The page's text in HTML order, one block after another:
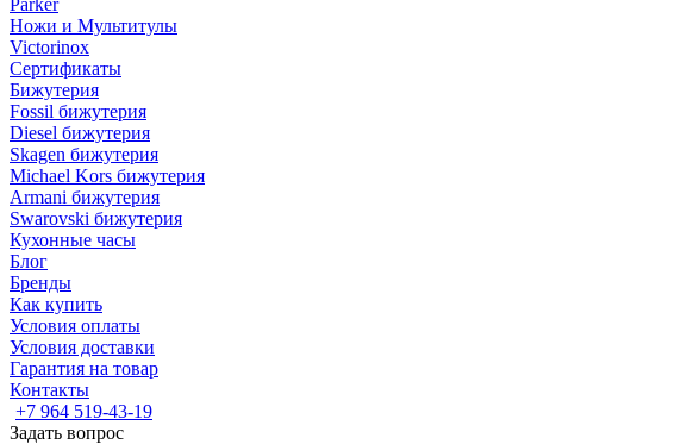
Parker
Ножи и Мультитулы
Victorinox
Сертификаты
Бижутерия
Fossil бижутерия
Diesel бижутерия
Skagen бижутерия
Michael Kors бижутерия
Armani бижутерия
Swarovski бижутерия
Кухонные часы
Блог
Бренды
Как купить
Условия оплаты
Условия доставки
Гарантия на товар
Контакты
+7 964 519-43-19
Задать вопрос